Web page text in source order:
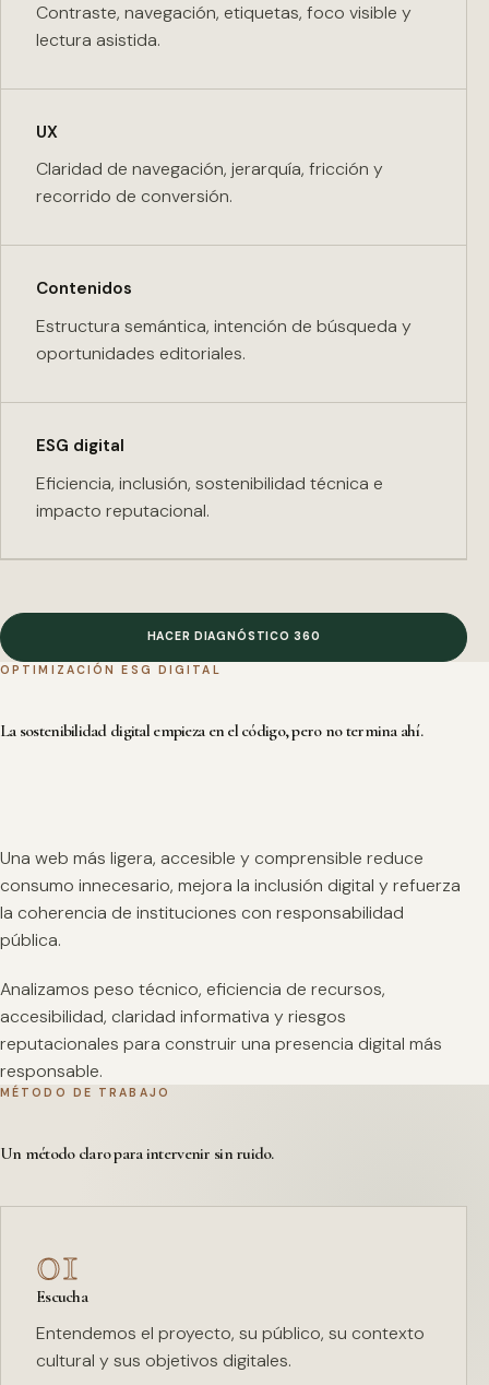
Contraste, navegación, etiquetas, foco visible y
lectura asistida.
UX
Claridad de navegación, jerarquía, fricción y
recorrido de conversión.
Contenidos
Estructura semántica, intención de búsqueda y
oportunidades editoriales.
ESG digital
Eficiencia, inclusión, sostenibilidad técnica e
impacto reputacional.
HACER DIAGNÓSTICO 360
OPTIMIZACIÓN ESG DIGITAL
La sostenibilidad digital empieza en el código, pero no termina ahí.
Una web más ligera, accesible y comprensible reduce
consumo innecesario, mejora la inclusión digital y refuerza
la coherencia de instituciones con responsabilidad
pública.
Analizamos peso técnico, eficiencia de recursos,
accesibilidad, claridad informativa y riesgos
reputacionales para construir una presencia digital más
responsable.
MÉTODO DE TRABAJO
Un método claro para intervenir sin ruido.
01
Escucha
Entendemos el proyecto, su público, su contexto
cultural y sus objetivos digitales.